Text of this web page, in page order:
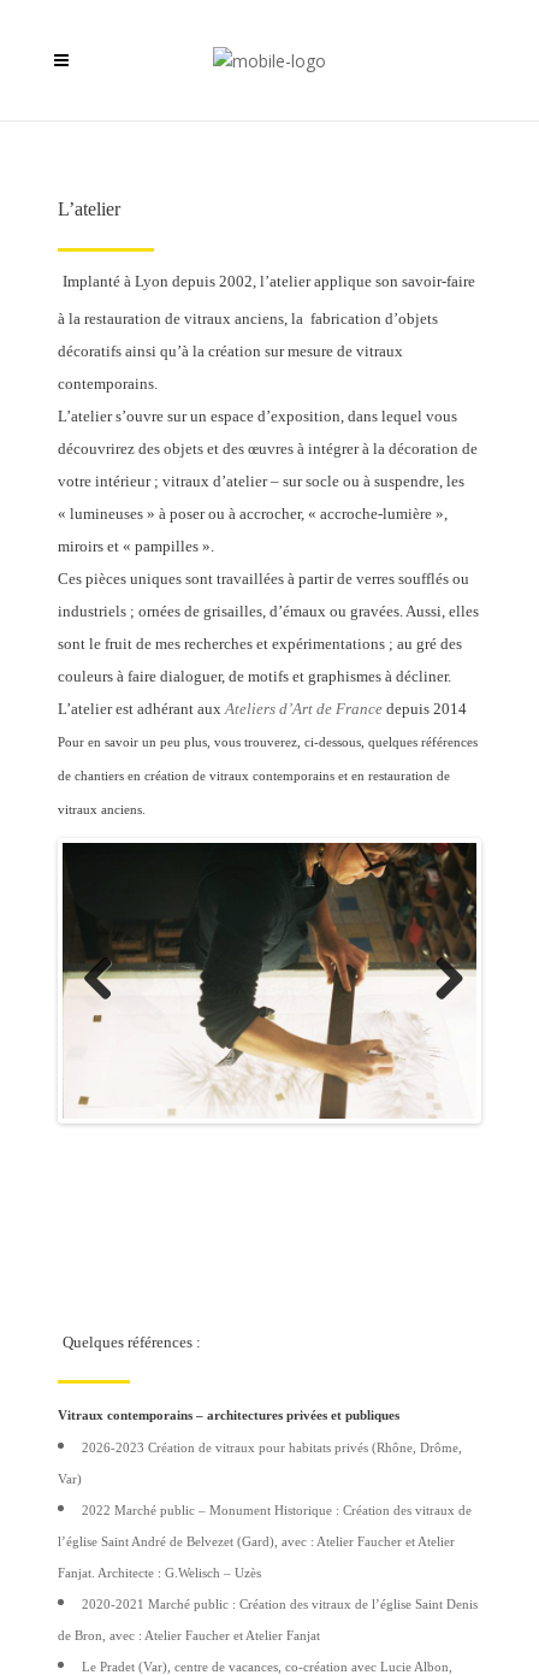
L’atelier
Implanté à Lyon depuis 2002, l’atelier applique son savoir-faire
à la restauration de vitraux anciens, la fabrication d’objets
décoratifs ainsi qu’à la création sur mesure de vitraux
contemporains.
L’atelier s’ouvre sur un espace d’exposition, dans lequel vous
découvrirez des objets et des œuvres à intégrer à la décoration de
votre intérieur ; vitraux d’atelier – sur socle ou à suspendre, les
« lumineuses » à poser ou à accrocher, « accroche-lumière »,
miroirs et « pampilles ».
Ces pièces uniques sont travaillées à partir de verres soufflés ou
industriels ; ornées de grisailles, d’émaux ou gravées. Aussi, elles
sont le fruit de mes recherches et expérimentations ; au gré des
couleurs à faire dialoguer, de motifs et graphismes à décliner.
L’atelier est adhérant auxAteliers d’Art de Francedepuis 2014
Pour en savoir un peu plus, vous trouverez, ci-dessous, quelques références
de chantiers en création de vitraux contemporains et en restauration de
vitraux anciens.
Previous
Quelques références :
​Vitraux contemporains – architectures privées et publiques
2026-2023 Création de vitraux pour habitats privés (Rhône, Drôme,
Var)
2022 Marché public – Monument Historique : Création des vitraux de
l’église Saint André de Belvezet (Gard), avec : Atelier Faucher et Atelier
Fanjat. Architecte : G.Welisch – Uzès
2020-2021 Marché public : Création des vitraux de l’église Saint Denis
de Bron, avec : Atelier Faucher et Atelier Fanjat
Le Pradet (Var), centre de vacances, co-création avec Lucie Albon,